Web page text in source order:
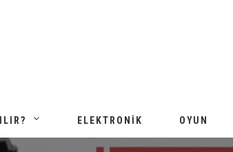
ELEKTRONIK OYUN